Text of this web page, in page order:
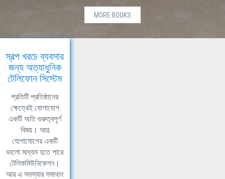
MORE BOOKS
স্বল্প খরচে ব্যবসার
জন্য অত্যাধুনিক
টেলিফোন সিস্টেম
প্রতিটি প্রতিষ্ঠানের
ক্ষেত্রেই যোগাযোগ
একটি অতি গুরুত্বপূর্ণ
বিষয়। আর
যোগাযোগের একটি
ভালো মাধ্যম হতে পারে
টেলিকমিউনিকেশন।
আর এ সমস্যার সমাধান